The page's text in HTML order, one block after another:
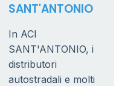
SANT'ANTONIO
In ACI
SANT'ANTONIO, i
distributori
autostradali e molti